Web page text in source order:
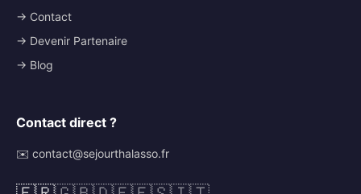
→ Contact
→ Devenir Partenaire
→ Blog
Contact direct ?
✉️ contact@sejourthalasso.fr